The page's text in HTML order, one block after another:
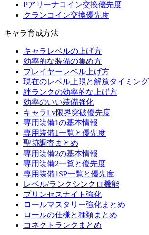
Pアリーナコイン交換優先度
クランコイン交換優先度
キャラ育成方法
キャラレベルの上げ方
効率的な装備の集め方
プレイヤーレベル上げ方
現在のレベル上限と解放タイミング
絆ランクの効率的な上げ方
効率のいい装備強化
キャラLv限界突破優先度
専用装備1の基本情報
専用装備1一覧と優先度
聖跡調査まとめ
専用装備2の基本情報
専用装備2一覧と優先度
専用装備1SP一覧と優先度
レベル/ランクシンクロ機能
プリンセスナイト強化
ロールマスタリー強化まとめ
ロールの仕様と種類まとめ
コネクトランクまとめ